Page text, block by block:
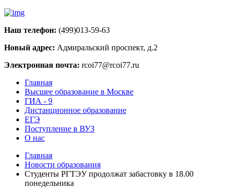
Наш телефон: (499)013-59-63
Новый адрес: Адмиральский проспект, д.2
Электронная почта: rcoi77@rcoi77.ru
Главная
Высшее образование в Москве
ГИА - 9
Дистанционное образование
ЕГЭ
Поступление в ВУЗ
О нас
Главная
Новости образования
Студенты РГТЭУ продолжат забастовку в 18.00
понедельника